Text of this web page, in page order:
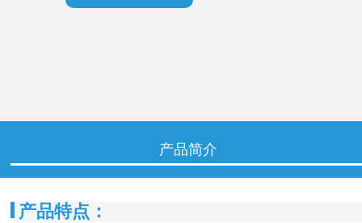
产品简介
产品特点：